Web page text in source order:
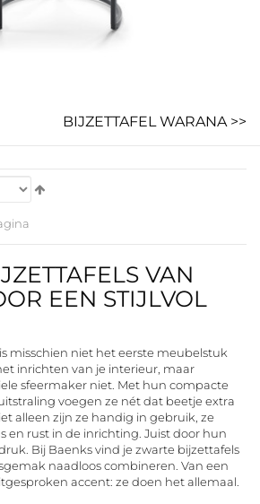
BIJZETTAFEL WARANA >>
VAN
EEN STIJLVOL
misschien niet het eerste meubelstuk
inrichten van je interieur, maar
sfeermaker niet. Met hun compacte
voegen ze nét dat beetje extra
alleen zijn ze handig in gebruik, ze
en rust in de inrichting. Juist door hun
Bij Baenks vind je zwarte bijzettafels
naadloos combineren. Van een
accent: ze doen het allemaal.